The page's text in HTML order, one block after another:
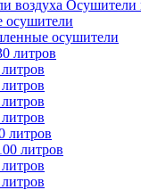
Осушители
осушители
осушители
литров
литров
литров